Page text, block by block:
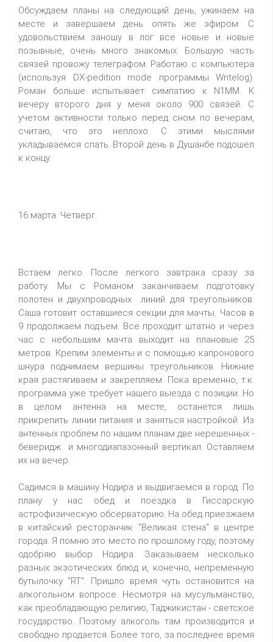
Обсуждаем планы на следующий день, ужинаем на
месте и завершаем день опять же эфиром. С
удовольствием заношу в лог все новые и новые
позывные, очень много знакомых. Большую часть
связей провожу телеграфом. Работаю с компьютера
(используя DX-pedition mode программы Writelog).
Роман больше испытывает симпатию к N1MM. К
вечеру второго дня у меня около 900 связей. С
учетом активности только перед сном по вечерам,
считаю, что это неплохо. С этими мыслями
укладываемся спать. Второй день в Душанбе подошел
к концу.
16 марта. Четверг.
Встаем легко. После легкого завтрака сразу за
работу. Мы с Романом заканчиваем подготовку
полотен и двухпроводных линий для треугольников.
Саша готовит оставшиеся секции для мачты. Часов в
9 продолжаем подъем. Все проходит штатно и через
час с небольшим мачта выходит на плановые 25
метров. Крепим элементы и с помощью капронового
шнура поднимаем вершины треугольников. Нижние
края растягиваем и закрепляем. Пока временно, т.к.
программа уже требует нашего выезда с позиции. Но
в целом антенна на месте, останется лишь
прикрепить линии питания и заняться настройкой. Из
антенных проблем по нашим планам две нерешенных -
беверидж и многодиапазонный вертикал. Оставляем
их на вечер.
Садимся в машину Нодира и выдвигаемся в город. По
плану у нас обед и поездка в Гиссарскую
астрофизическую обсерваторию. На обед приезжаем
в китайский ресторанчик "Великая стена" в центре
города. Я помню это место по прошлому году, поэтому
одобряю выбор Нодира. Заказываем несколько
разных экзотических блюд и, конечно, непременную
бутылочку "RT". Пришло время чуть остановится на
алкогольном вопросе. Несмотря на мусульманство,
как преобладающую религию, Таджикистан - светское
государство. Поэтому алкоголь там производится и
свободно продается. Более того, за последнее время